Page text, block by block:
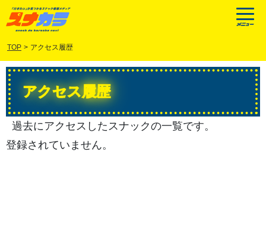
TOP > アクセス履歴
アクセス履歴
過去にアクセスしたスナックの一覧です。
登録されていません。